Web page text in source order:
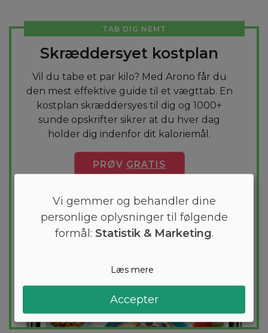
TAB DIG NEMT
Skræddersyet kostplan
Vil du tabe et par kilo? Med Arono får du
den mest effektive guide til et vægttab. En
kostplan skræddersyes til dig og 1000+
sunde opskrifter sikrer at du hver dag
holder dig indenfor dit kaloriemål.
PRØV GRATIS
Vi gemmer og behandler dine
personlige oplysninger til følgende
formål: Statistik & Marketing.
Læs mere
Accepter